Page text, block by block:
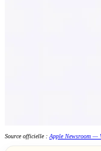
Source officielle : Apple Newsroom —